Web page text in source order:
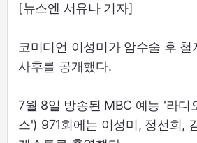
[뉴스엔 서유나 기자]
코미디언 이성미가 암수술 후
사후를 공개했다.
7월 8일 방송된 MBC 예능 '라디
스') 971회에는 이성미, 정선희,